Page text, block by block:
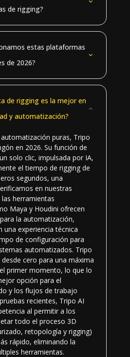
de rigging?
estas plataformas
de 2026?
de rigging es la mejor en
y automatización?
puras, Tripo
en 2026. Su función de
solo clic, impulsada por IA,
el tiempo de rigging de
segundos, una
en nuestras
herramientas
Maya y Houdini ofrecen
la automatización,
una experiencia técnica
de configuración para
automatizados. Tripo
cero para una máxima
primer momento, lo que lo
opción para el
y los flujos de trabajo
recientes, Tripo AI
al permitir a los
todo el proceso 3D
retopología y rigging)
rápido, eliminando la
herramientas.